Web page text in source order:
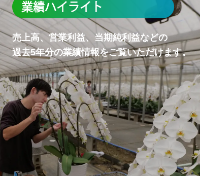
業績ハイライト
売上高、営業利益、当期純利益などの
過去5年分の業績情報をご覧いただけます。